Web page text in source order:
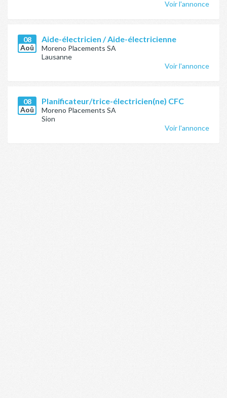
Voir l'annonce
08
Aoû
Aide-électricien / Aide-électricienne
Moreno Placements SA
Lausanne
Voir l'annonce
08
Aoû
Planificateur/trice-électricien(ne) CFC
Moreno Placements SA
Sion
Voir l'annonce